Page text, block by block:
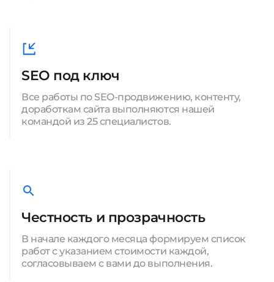
SEO под ключ
Все работы по SEO-продвижению, контенту,
доработкам сайта выполняются нашей
командой из 25 специалистов.
Честность и прозрачность
В начале каждого месяца формируем список
работ с указанием стоимости каждой,
согласовываем с вами до выполнения.